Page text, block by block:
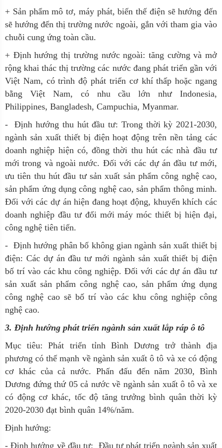
+ Sản phẩm mô tơ, máy phát, biến thế điện sẽ hướng đến
sẽ hướng đến thị trường nước ngoài, gắn với tham gia vào
chuỗi cung ứng toàn cầu.
+ Định hướng thị trường nước ngoài: tăng cường và mở
rộng khai thác thị trường các nước đang phát triển gần với
Việt Nam, có trình độ phát triển cơ khí thấp hoặc ngang
bằng Việt Nam, có nhu cầu lớn như Indonesia,
Philippines, Bangladesh, Campuchia, Myanmar.
- Định hướng thu hút đầu tư: Trong thời kỳ 2021-2030,
ngành sản xuất thiết bị điện hoạt động trên nền tảng các
doanh nghiệp hiện có, đồng thời thu hút các nhà đầu tư
mới trong và ngoài nước. Đối với các dự án đầu tư mới,
ưu tiên thu hút đầu tư sản xuất sản phẩm công nghệ cao,
sản phẩm ứng dụng công nghệ cao, sản phẩm thông minh.
Đối với các dự án hiện đang hoạt động, khuyến khích các
doanh nghiệp đầu tư đổi mới máy móc thiết bị hiện đại,
công nghệ tiên tiến.
- Định hướng phân bố không gian ngành sản xuất thiết bị
điện: Các dự án đầu tư mới ngành sản xuất thiết bị điện
bố trí vào các khu công nghiệp. Đối với các dự án đầu tư
sản xuất sản phẩm công nghệ cao, sản phẩm ứng dụng
công nghệ cao sẽ bố trí vào các khu công nghiệp công
nghệ cao.
3. Định hướng phát triển ngành sản xuất lắp ráp ô tô
Mục tiêu:Phát triển tỉnh Bình Dương trở thành địa
phương có thế mạnh về ngành sản xuất ô tô và xe có động
cơ khác của cả nước. Phấn đấu đến năm 2030, Bình
Dương đứng thứ 05 cả nước về ngành sản xuất ô tô và xe
có động cơ khác, tốc độ tăng trưởng bình quân thời kỳ
2020-2030 đạt bình quân 14%/năm.
Định hướng:
- Định hướng về đầu tư: Đầu tư phát triển ngành sản xuất